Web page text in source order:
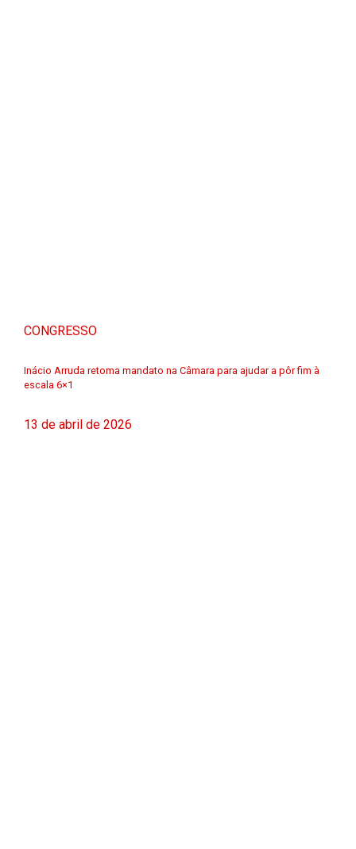
CONGRESSO
Inácio Arruda retoma mandato na Câmara para ajudar a pôr fim à
escala 6×1
13 de abril de 2026